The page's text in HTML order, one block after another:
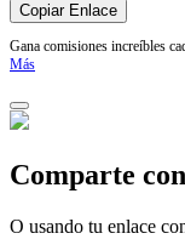
Copiar Enlace
Gana comisiones increíbles
Más
Comparte
O usando tu enlace